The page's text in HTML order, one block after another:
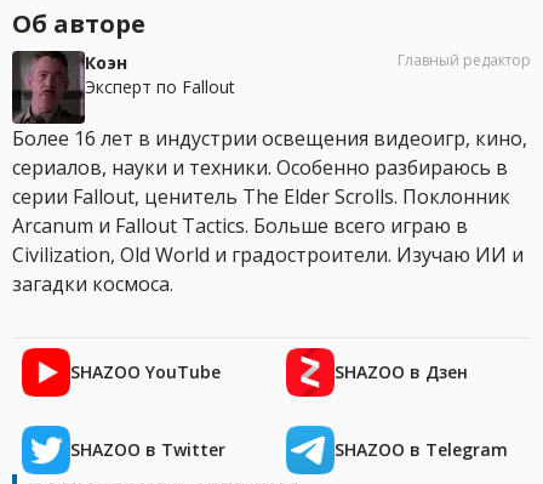
Об авторе
Коэн
Эксперт по Fallout
Главный редактор
Более 16 лет в индустрии освещения видеоигр, кино,
сериалов, науки и техники. Особенно разбираюсь в
серии Fallout, ценитель The Elder Scrolls. Поклонник
Arcanum и Fallout Tactics. Больше всего играю в
Civilization, Old World и градостроители. Изучаю ИИ и
загадки космоса.
SHAZOO YouTube SHAZOO в Дзен
SHAZOO в Twitter SHAZOO в Telegram